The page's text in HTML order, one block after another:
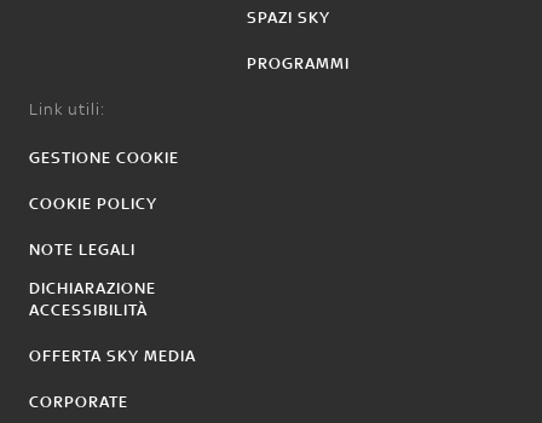
SPAZI SKY
PROGRAMMI
Link utili:
GESTIONE COOKIE
COOKIE POLICY
NOTE LEGALI
DICHIARAZIONE
ACCESSIBILITÀ
OFFERTA SKY MEDIA
CORPORATE